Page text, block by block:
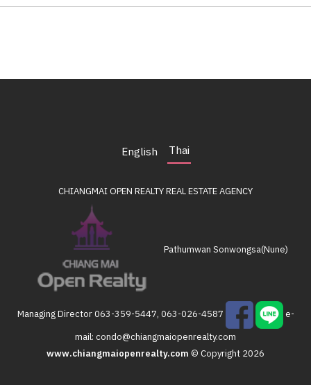
English Thai
CHIANGMAI OPEN REALTYREAL ESTATE AGENCY
Pathumwan Sonwongsa(Nune)
Managing Director063-359-5447, 063-026-4587
e-
mail:condo@chiangmaiopenrealty.com
www.chiangmaiopenrealty.com© Copyright 2026